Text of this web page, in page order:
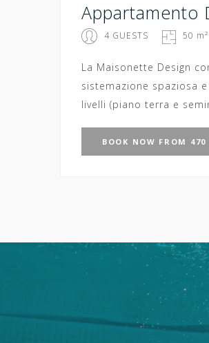
Appartamento
4 GUESTS 50 m²
La Maisonette Design
sistemazione spaziosa
livelli (piano terra e
BOOK NOW FROM 470